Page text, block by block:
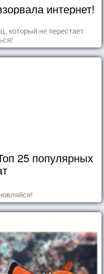
интернет!
который не перестает
25 популярных